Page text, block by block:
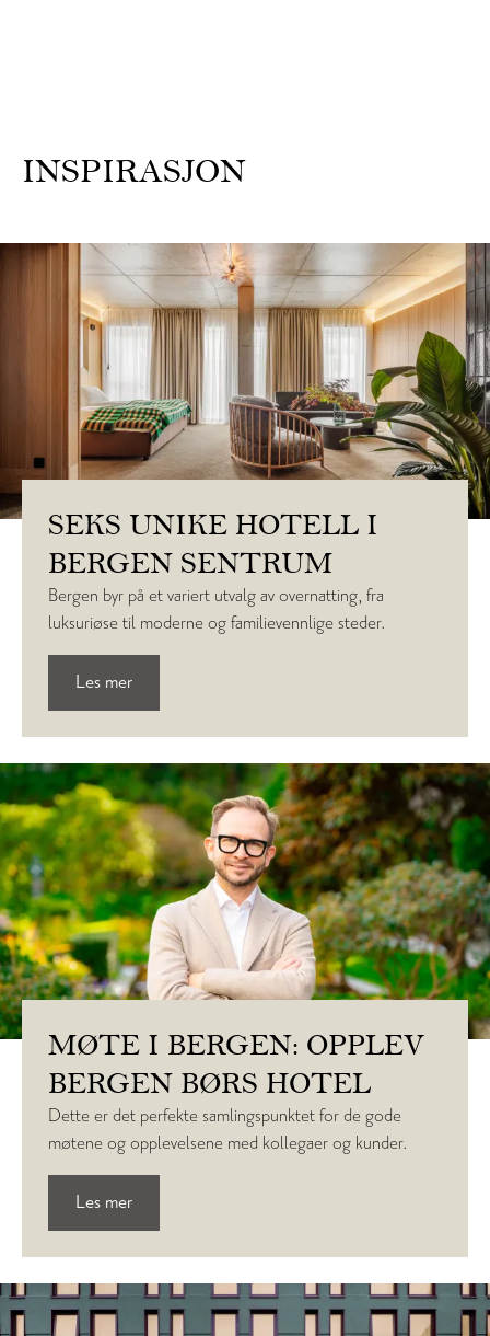
INSPIRASJON
SEKS UNIKE HOTELL I
BERGEN SENTRUM
Bergen byr på et variert utvalg av overnatting, fra
luksuriøse til moderne og familievennlige steder.
Les mer
MØTE I BERGEN: OPPLEV
BERGEN BØRS HOTEL
Dette er det perfekte samlingspunktet for de gode
møtene og opplevelsene med kollegaer og kunder.
Les mer